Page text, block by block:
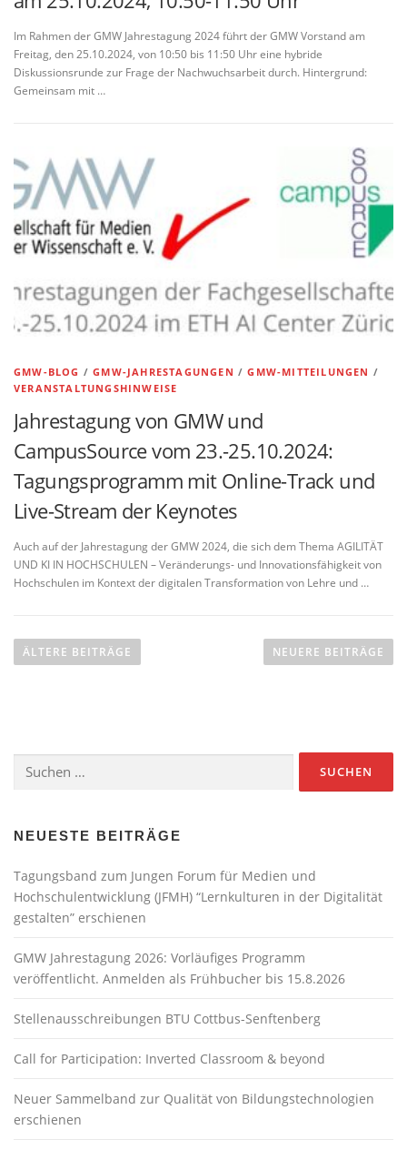
Im Rahmen der GMW Jahrestagung 2024 führt der GMW Vorstand am
Freitag, den 25.10.2024, von 10:50 bis 11:50 Uhr eine hybride
Diskussionsrunde zur Frage der Nachwuchsarbeit durch. Hintergrund:
Gemeinsam mit …
GMW-BLOG /GMW-JAHRESTAGUNGEN /GMW-MITTEILUNGEN /
VERANSTALTUNGSHINWEISE
Jahrestagung von GMW und
CampusSource vom 23.-25.10.2024:
Tagungsprogramm mit Online-Track und
Live-Stream der Keynotes
Auch auf der Jahrestagung der GMW 2024, die sich dem Thema AGILITÄT
UND KI IN HOCHSCHULEN – Veränderungs- und Innovationsfähigkeit von
Hochschulen im Kontext der digitalen Transformation von Lehre und …
e
a
i
g
t
i
n
ÄLTERE BEITRÄGE NEUERE BEITRÄGE
nach:
NEUESTE BEITRÄGE
Tagungsband zum Jungen Forum für Medien und
Hochschulentwicklung (JFMH) “Lernkulturen in der Digitalität
gestalten” erschienen
GMW Jahrestagung 2026: Vorläufiges Programm
veröffentlicht. Anmelden als Frühbucher bis 15.8.2026
Stellenausschreibungen BTU Cottbus-Senftenberg
Call for Participation: Inverted Classroom & beyond
Neuer Sammelband zur Qualität von Bildungstechnologien
erschienen